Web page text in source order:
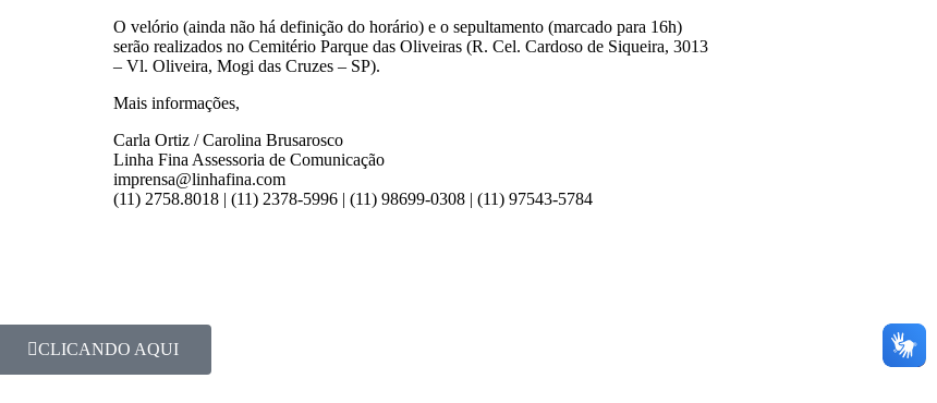
O velório (ainda não há definição do horário) e o sepultamento (marcado para 16h)
serão realizados no Cemitério Parque das Oliveiras (R. Cel. Cardoso de Siqueira, 3013
– Vl. Oliveira, Mogi das Cruzes – SP).
Mais informações,
Carla Ortiz / Carolina Brusarosco
Linha Fina Assessoria de Comunicação
imprensa@linhafina.com
(11) 2758.8018 | (11) 2378-5996 | (11) 98699-0308 | (11) 97543-5784
CLICANDO AQUI